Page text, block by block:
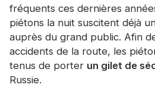
Garniture de lavage industriel
À propos de CHINASTARS
Nouveau produit
fréquents ces dernières
piétons la nuit suscitent déjà
auprès du grand public. Afin
accidents de la route, les
tenus de porter un gilet de
Russie.